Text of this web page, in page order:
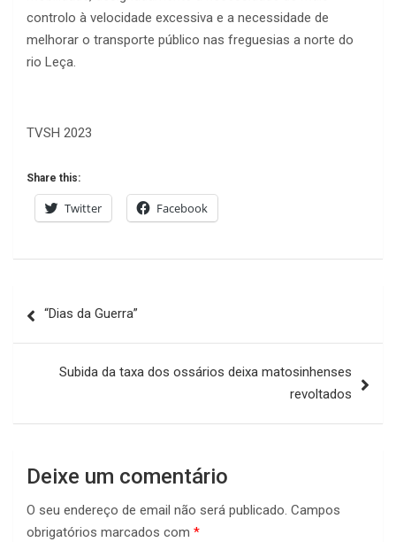
controlo à velocidade excessiva e a necessidade de
melhorar o transporte público nas freguesias a norte do
rio Leça.
TVSH 2023
Share this:
Twitter Facebook
de
“Dias da Guerra”
Subida da taxa dos ossários deixa matosinhenses
revoltados
Deixe um comentário
O seu endereço de email não será publicado. Campos
obrigatórios marcados com *